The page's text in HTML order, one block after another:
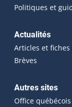
Politiques et
Actualités
Articles et
Brèves
Autres sites
Office